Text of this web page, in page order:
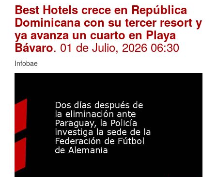
Best Hotels crece en República
Dominicana con su tercer resort y
ya avanza un cuarto en Playa
Bávaro. 01 de Julio, 2026 06:30
Infobae